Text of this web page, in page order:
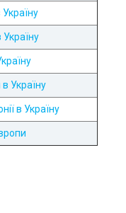
Україну
Україну
Україну
в Україну